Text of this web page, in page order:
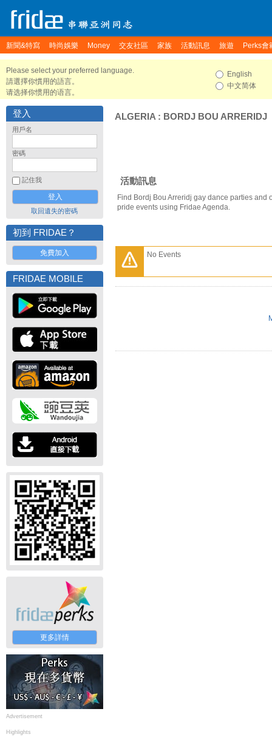
新聞&特寫 時尚娛樂 Money 交友社區 家族 活動訊息 旅遊 Perks會
Please select your preferred language.
請選擇你慣用的語言。
请选择你惯用的语言。
English
中文简体
登入
用戶名
密碼
記住我
取回遺失的密碼
初到 FRIDAE？
免費加入
FRIDAE MOBILE
更多詳情
Advertisement
Highlights
ALGERIA : BORDJ BOU ARRERIDJ
活動訊息
Find Bordj Bou Arreridj gay dance parties and
pride events using Fridae Agenda.
No Events